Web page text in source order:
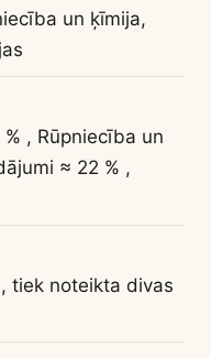
un ķīmija,
, Rūpniecība un
≈ 22 % ,
tiek noteikta divas